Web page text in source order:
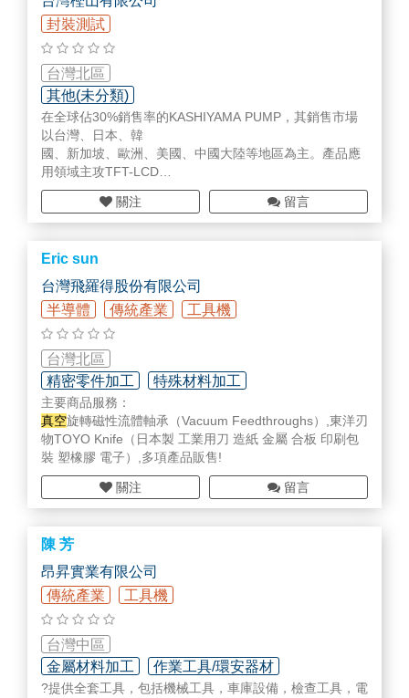
五．流體動力事業部
(一)控制閥類：
(二)特殊用途閥類：
(三)止洩及特殊材料：
前處理
2.將空氣中之氧及氮分離
(三)吸附乾燥之應用於壓縮乾燥空氣，生物科技等。
(四)核能工業廢水中銫(Cesium)及鍶(Strontium)之分離。
四．工業工具事業部
(一)各式工業工具：
本公司代理各式知名品牌之工業工具包括：
1. 起重工具
2. 維修工具
3. 設備
(1)DGD多軸式螺絲固定器
(二)各式天車工程
五．流體動力事業部
(一)控制閥類
(二)特殊用途閥類
(三)止洩及特殊材料
封裝測試
台灣北區
其他(未分類)
在全球佔30%銷售率的KASHIYAMA PUMP，其銷售市場
以台灣、日本、韓
國、新加坡、歐洲、美國、中國大陸等地區為主。產品應
用領域主攻TFT-LCD
光電產業及半導體產業等。
關注
留言
Eric sun
台灣飛羅得股份有限公司
半導體
傳統產業 工具機
台灣北區
精密零件加工
特殊材料加工
刀具/切削具/夾治具
主要商品服務：
真空旋轉磁性流體軸承（Vacuum Feedthroughs）,東洋刃
物TOYO Knife（日本製 工業用刀 造紙 金屬 合板 印刷包
裝 塑橡膠 電子）,多項產品販售!
關注 留言
陳 芳
昂昇實業有限公司
傳統產業
工具機
台灣中區
金屬材料加工
作業工具/環安器材
?提供全套工具，包括機械工具，車庫設備，檢查工具，電